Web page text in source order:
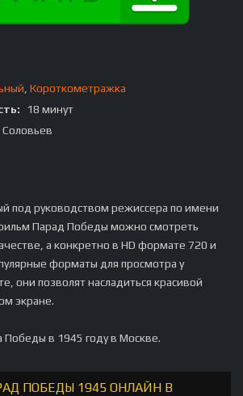
Короткометражка
18 минут
под руководством режиссера по имени
Парад Победы можно смотреть
а конкретно в HD формате 720 и
форматы для просмотра у
они позволят насладиться красивой
экране.
Победы в 1945 году в Москве.
ПОБЕДЫ 1945 ОНЛАЙН В